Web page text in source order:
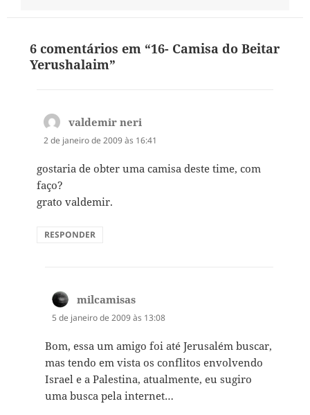
6 comentários em “16- Camisa do Beitar
Yerushalaim”
valdemir neridisse:
2 de janeiro de 2009 às 16:41
gostaria de obter uma camisa deste time, com
faço?
grato valdemir.
RESPONDER
milcamisasdisse:
5 de janeiro de 2009 às 13:08
Bom, essa um amigo foi até Jerusalém buscar,
mas tendo em vista os conflitos envolvendo
Israel e a Palestina, atualmente, eu sugiro
uma busca pela internet…